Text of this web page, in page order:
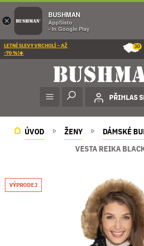
LETNÍ SLEVY VRCHOLÍ – AŽ
-70 %!☀️
30
PŘIHLAS
ÚVOD ŽENY
DÁMSKÉ
VESTA REIKA
VÝPRODEJ
×
BUSHMAN
AppSisto
- In Google Play